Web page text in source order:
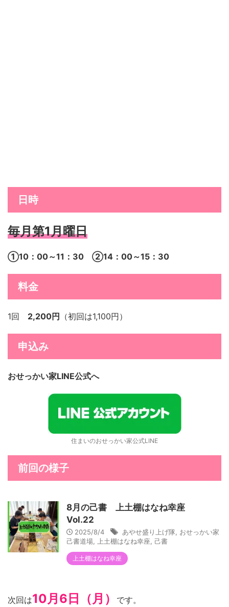
日時
毎月第1月曜日
①10：00～11：30 ②14：00～15：30
料金
1回 2,200円 （初回は1,100円）
申込み
おせっかい家LINE公式へ
住まいのおせっかい家公式LINE
前回の様子
8月の己書 上土棚はなね幸座
Vol.22
2025/8/4 あやせ盛り上げ隊, おせっかい家
己書道場, 上土棚はなね幸座, 己書
上土棚はなね幸座
次回は10月6日（月） です。